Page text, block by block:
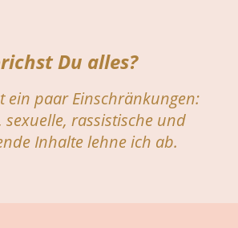
Du alles?
ein paar Einschränkungen:
sexuelle, rassistische und
Inhalte lehne ich ab.